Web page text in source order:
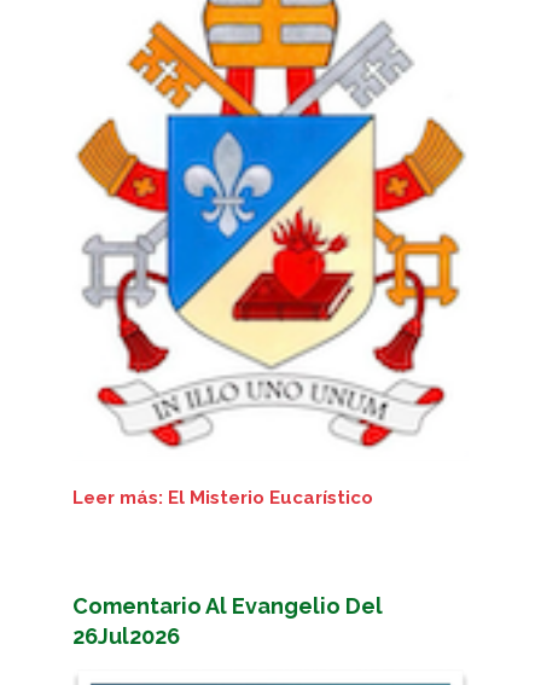
Leer más: El Misterio Eucarístico
Comentario Al Evangelio Del
26Jul2026